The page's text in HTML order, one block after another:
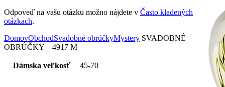
Odpoveď na vašu otázku možno nájdete v Často kladených
otázkach.
DomovObchodSvadobné obrúčkyMystery SVADOBNÉ
OBRÚČKY – 4917 M
Dámska veľkosť 45-70